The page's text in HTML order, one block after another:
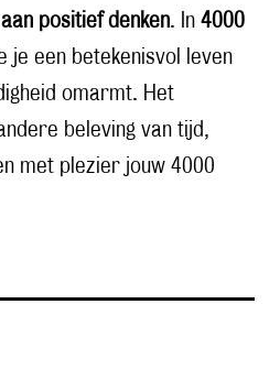
positief denken. In 4000
je een betekenisvol leven
omarmt. Het
beleving van tijd,
met plezier jouw 4000